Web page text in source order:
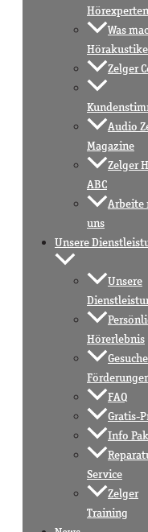
Hörexperten
Was
Zelger
Audio
Magazine
Zelger
ABC
Arbeite
uns
Unsere
Unsere
Hörerlebnis
FAQ
Gratis-
Info
Service
Zelger
Training